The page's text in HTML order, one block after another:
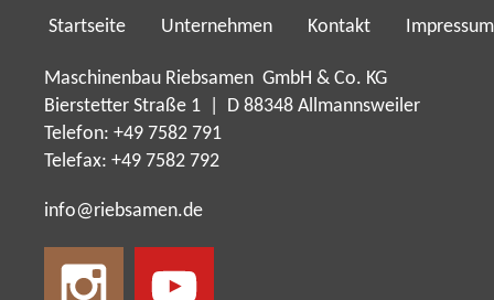
Startseite Unternehmen Kontakt Impressum
Maschinenbau Riebsamen GmbH & Co. KG
Bierstetter Straße 1 | D 88348 Allmannsweiler
Telefon: +49 7582 791
Telefax: +49 7582 792
nf r bs m n d